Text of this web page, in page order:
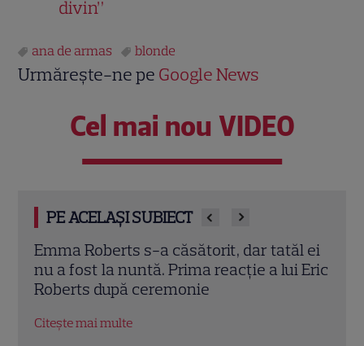
divin”
ana de armas blonde
Urmărește-ne pe Google News
Cel mai nou VIDEO
PE ACELAȘI SUBIECT
Iuliana Pepene, despre silueta de
invidiat: „Ridic 85 de kilograme”. Ce
alimente evită vedeta Antena 1.